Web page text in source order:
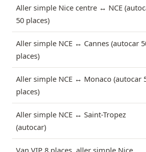
Aller simple Nice centre ↔ NCE
50 places)
Aller simple NCE ↔ Cannes (autocar
places)
Aller simple NCE ↔ Monaco (autocar
places)
Aller simple NCE ↔ Saint-Tropez
(autocar)
Van VIP 8 places, aller simple Nice